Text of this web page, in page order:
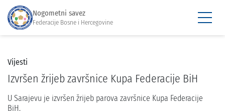
Nogometni savez
Federacije Bosne i Hercegovine
Vijesti
Izvršen žrijeb završnice Kupa Federacije BiH
U Sarajevu je izvršen žrijeb parova završnice Kupa Federacije
BiH.